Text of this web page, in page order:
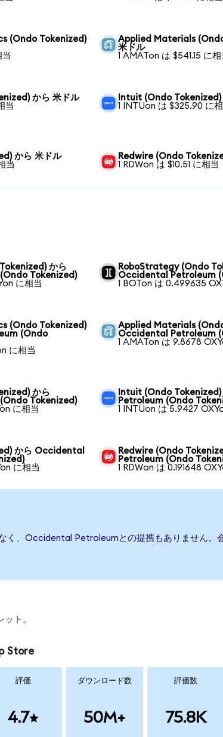
(Ondo Tokenized)
当
Applied Materials
米ドル
1 AMATon は $541.15 に相
から 米ドル
当
Intuit (Ondo Tokenized)
1 INTUon は $325.90 に
から 米ドル
当
Redwire (Ondo
1 RDWon は $10.51 に相当
から
Tokenized)
に相当
RoboStrategy (Ondo
Occidental Petroleum
1 BOTon は 0.499635
(Ondo Tokenized)
(Ondo
に相当
Applied Materials
Occidental Petroleum
1 AMATon は 9.8678
から
Tokenized)
に相当
Intuit (Ondo
Petroleum (Ondo
1 INTUon は 5.9427
から Occidental
に相当
Redwire (Ondo
Petroleum (Ondo
1 RDWon は 0.191648
、Occidental Petroleumとの提携もありません。
ト。
Store
評価
4.7
ダウンロード数
50M+
評価数
75.8K